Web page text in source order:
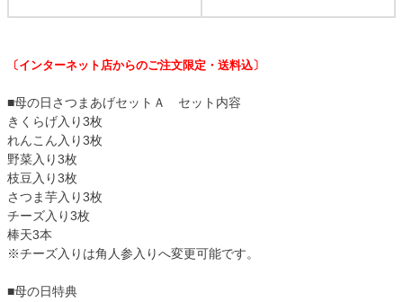
〔インターネット店からのご注文限定・送料込〕
■母の日さつまあげセットＡ セット内容
きくらげ入り3枚
れんこん入り3枚
野菜入り3枚
枝豆入り3枚
さつま芋入り3枚
チーズ入り3枚
棒天3本
※チーズ入りは角人参入りへ変更可能です。
■母の日特典